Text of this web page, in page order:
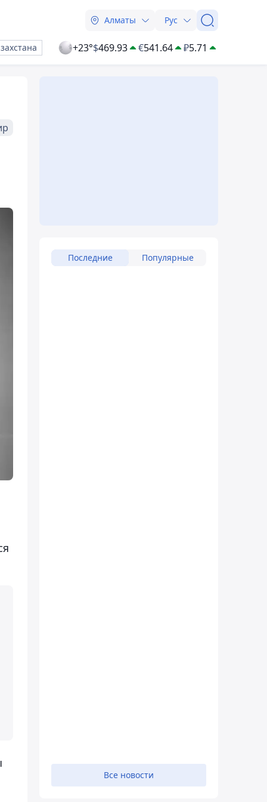
Алматы Рус
+23°$469.93 €541.64 ₽5.71
Последние Популярные
Все новости